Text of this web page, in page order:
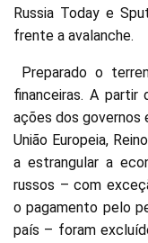
Russia Today e
frente a avalanche.
Preparado o
financeiras. A
ações dos governos
União Europeia,
a estrangular a
russos – com
o pagamento pelo
país – foram